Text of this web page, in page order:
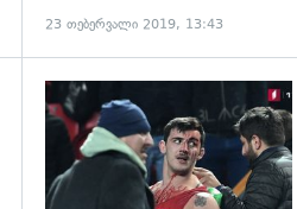
23 თებერვალი 2019, 13:43
გადახედვა